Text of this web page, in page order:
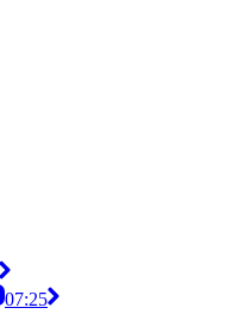
07:25